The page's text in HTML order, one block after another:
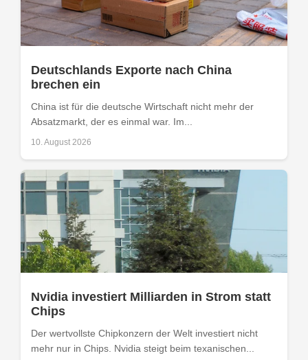
Deutschlands Exporte nach China
brechen ein
China ist für die deutsche Wirtschaft nicht mehr der
Absatzmarkt, der es einmal war. Im...
10. August 2026
Nvidia investiert Milliarden in Strom statt
Chips
Der wertvollste Chipkonzern der Welt investiert nicht
mehr nur in Chips. Nvidia steigt beim texanischen...